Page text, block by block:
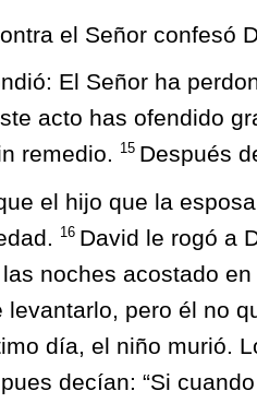
el Señor confesó
El Señor ha
acto has ofendido
remedio.
15 Después
el hijo que la
16 David le rogó a
noches acostado en
levantarlo, pero él no
día, el niño murió.
decían: “Si